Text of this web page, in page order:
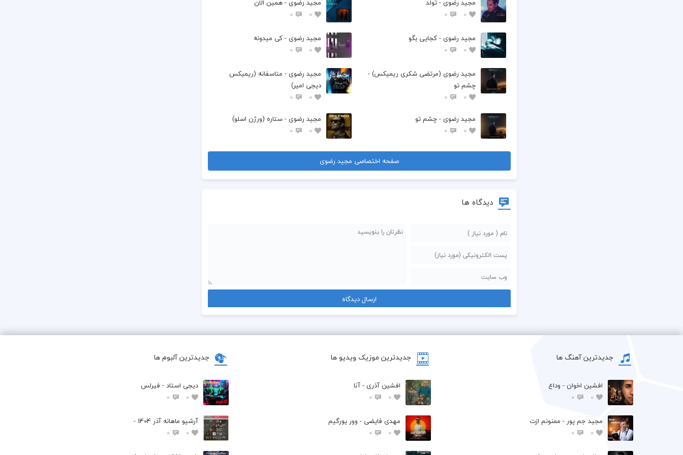
مجید رضوی - تولد
0
0
مجید رضوی - همین الان
0
0
مجید رضوی - کجایی بگو
0
0
مجید رضوی - کی میدونه
0
0
مجید رضوی (مرتضی شکری ریمیکس) -
چشم تو
0
0
مجید رضوی - متاسفانه (ریمیکس
دیجی امیر)
0
0
مجید رضوی - چشم تو
0
0
مجید رضوی - ستاره (ورژن اسلو)
0
0
صفحه اختصاصی مجید رضوی
دیدگاه ها
جدیدترین آهنگ ها
افشين اخوان - وداع
0
0
مجید جم پور - ممنونم ازت
0
0
جدیدترین موزیک ویدیو ها
افشین آذری - آنا
0
0
مهدی فایضی - وور یورگیم
0
0
جدیدترین آلبوم ها
دیجی استاد - فیرلس
0
0
آرشیو ماهانه آذر 1404 -
0
0